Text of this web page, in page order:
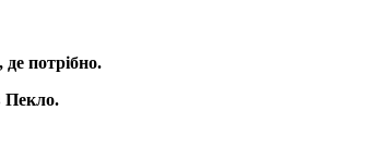
потрібно.
Пекло.